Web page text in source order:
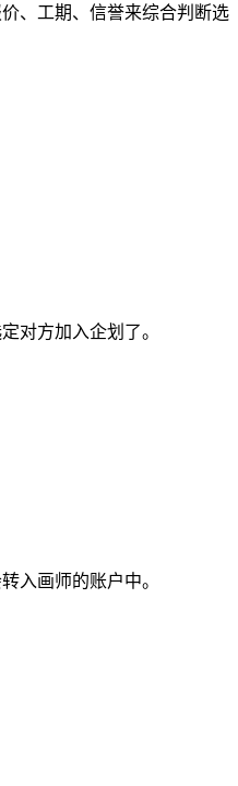
、工期、信誉来综合判断选
对方加入企划了。
入画师的账户中。